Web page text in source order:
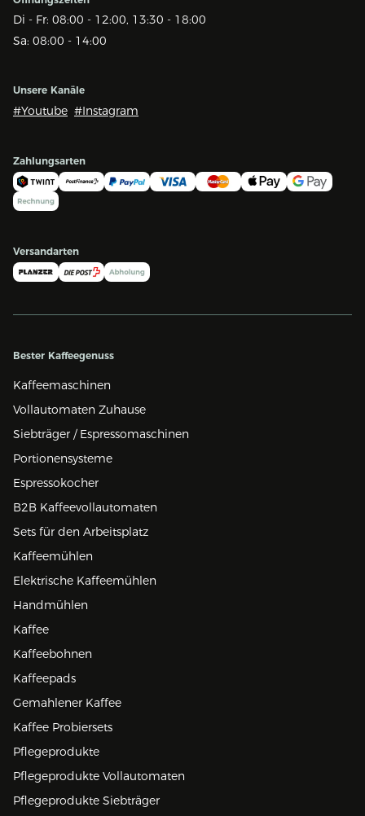
Di - Fr: 08:00 - 12:00, 13:30 - 18:00
Sa: 08:00 - 14:00
Unsere Kanäle
#Youtube #Instagram
Zahlungsarten
Versandarten
Bester Kaffeegenuss
Kaffeemaschinen
Vollautomaten Zuhause
Siebträger / Espressomaschinen
Portionensysteme
Espressokocher
B2B Kaffeevollautomaten
Sets für den Arbeitsplatz
Kaffeemühlen
Elektrische Kaffeemühlen
Handmühlen
Kaffee
Kaffeebohnen
Kaffeepads
Gemahlener Kaffee
Kaffee Probiersets
Pflegeprodukte
Pflegeprodukte Vollautomaten
Pflegeprodukte Siebträger